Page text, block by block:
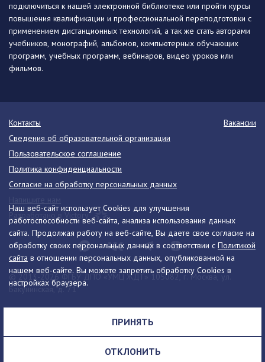
Наш веб-сайт использует Cookies для улучшения
работоспособности веб-сайта, анализа использования данных
сайта. Продолжая работу на веб-сайте, Вы даете свое согласие на
обработку своих персональных данных в соответствии с Политикой
сайта в отношении персональных данных, опубликованной на
нашем веб-сайте. Вы можете запретить обработку Cookies в
настройках браузера.
ПРИНЯТЬ
ОТКЛОНИТЬ
подключиться к нашей электронной библиотеке или пройти курсы
повышения квалификации и профессиональной переподготовки с
применением дистанционных технологий, а так же стать авторами
учебников, монографий, альбомов, компьютерных обучающих
программ, учебных программ, вебинаров, видео уроков или
фильмов.
© 2013-2026 ФГБУ ДПО «УМЦ ЖДТ» 105082, г. Москва, ул.
Бакунинская, д. 71
Телефон:8 (495) 739-00-30 info@umczdt.ru
схема проезда
Контакты
Вакансии
Сведения об образовательной организации
Пользовательское соглашение
Политика конфиденциальности
Согласие на обработку персональных данных
Разработано в Victory